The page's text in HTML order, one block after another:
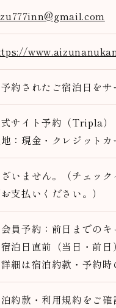
予約されたご宿泊日をサ
サイト予約（Tripla）
：現金・クレジット
ざいません。（チェッ
支払いください。）
会員予約：前日までの
宿泊日直前（当日・前
詳細は宿泊約款・予約
約款・利用規約をご確